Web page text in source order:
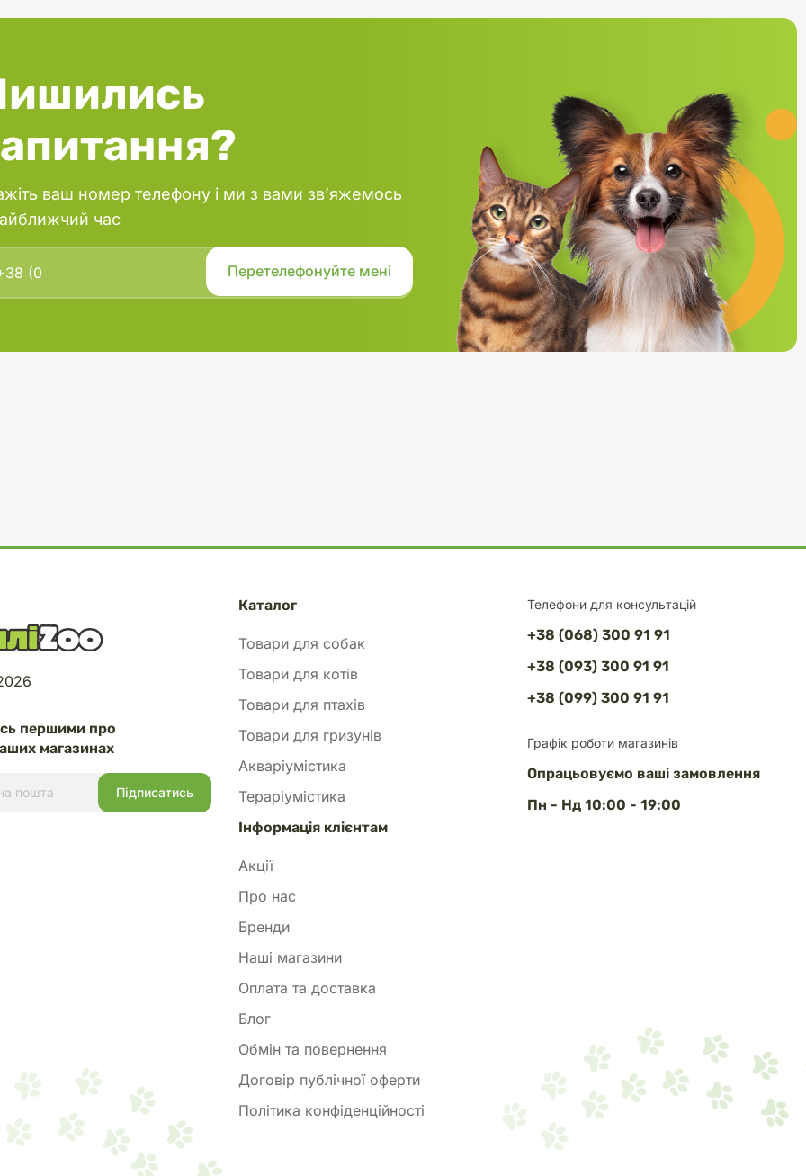
ваш номер телефону і ми з вами зв’яжемось
час
Телефони для консультацій
+38 (068) 300 91 91
+38 (093) 300 91 91
+38 (099) 300 91 91
Графік роботи магазинів
Опрацьовуємо ваші замовлення
Пн - Нд 10:00 - 19:00
першими про
магазинах
Каталог
Товари для собак
Товари для котів
Товари для птахів
Товари для гризунів
Акваріумістика
Тераріумістика
Інформація клієнтам
Акції
Про нас
Бренди
Наші магазини
Оплата та доставка
Блог
Обмін та повернення
Договір публічної оферти
Політика конфіденційності